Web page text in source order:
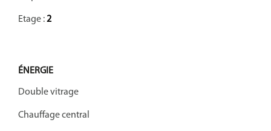
Etage :2
ÉNERGIE
Double vitrage
Chauffage central